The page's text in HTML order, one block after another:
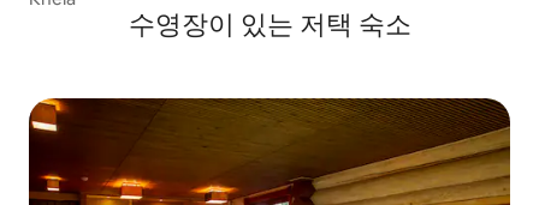
수영장이 있는 저택 숙소